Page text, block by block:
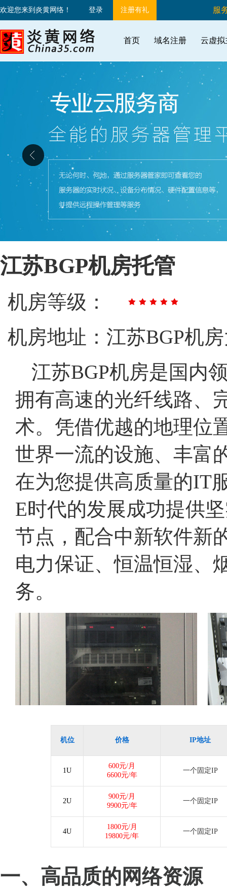
欢迎您来到炎黄网络！ 登录 注册有礼 服
首页 域名注册 云虚拟
江苏BGP机房托管
机房等级：
机房地址：江苏BGP机
江苏BGP机房是国内
拥有高速的光纤线路、
术。凭借优越的地理位
世界一流的设施、丰富
在为您提供高质量的IT
E时代的发展成功提供
节点，配合中新软件新
电力保证、恒温恒湿、
务。
机位 价格 IP地址
1U
600元/月
6600元/年
一个固定IP
2U
900元/月
9900元/年
一个固定IP
4U
1800元/月
19800元/年
一个固定IP
一、高品质的网络资源